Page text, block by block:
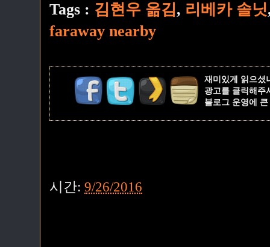
Tags : 김현우 옮김, 리베카 솔닛
faraway nearby
재미있게 읽으셨
광고를 클릭해주
블로그 운영에
시간: 9/26/2016